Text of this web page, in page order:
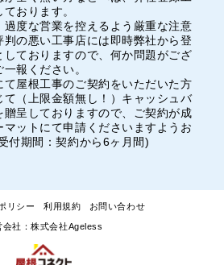
おります。
度な営業を控えるよう厳重な注意
の悪い工事店には即時弊社から登
ておりますので、何か問題がござ
報ください。
屋根工事のご契約をいただいた方
（上限金額無し！）キャッシュバ
贈呈しておりますので、ご契約が成
ットにて申請くださいますようお
付期間：契約から6ヶ月間)
リシー 利用規約 お問い合わせ
会社：株式会社Ageless